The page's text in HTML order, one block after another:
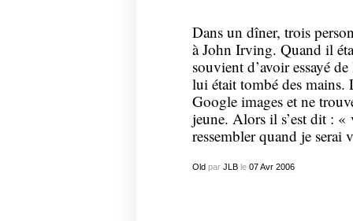
Dans un dîner, trois
à John Irving. Quand il
souvient d’avoir essayé
lui était tombé des mains.
Google images et ne
jeune. Alors il s’est dit :
ressembler quand je serai
Old par JLBle 07 Avr 2006